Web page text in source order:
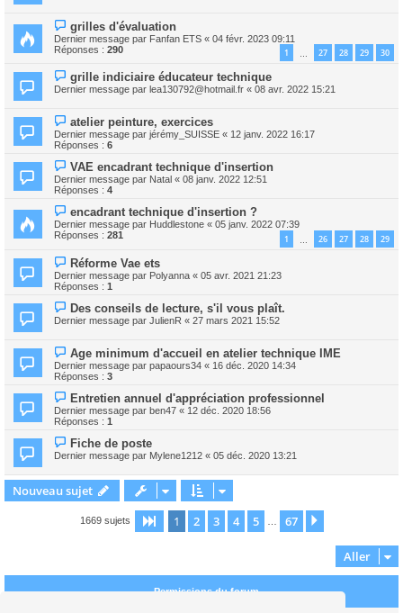
grilles d'évaluation
Dernier message par Fanfan ETS « 04 févr. 2023 09:11
Réponses : 290 1 27 28 29 30
grille indiciaire éducateur technique
Dernier message par lea130792@hotmail.fr « 08 avr. 2022 15:21
atelier peinture, exercices
Dernier message par jérémy_SUISSE « 12 janv. 2022 16:17
Réponses : 6
VAE encadrant technique d'insertion
Dernier message par Natal « 08 janv. 2022 12:51
Réponses : 4
encadrant technique d'insertion ?
Dernier message par Huddlestone « 05 janv. 2022 07:39
Réponses : 281 1 26 27 28 29
Réforme Vae ets
Dernier message par Polyanna « 05 avr. 2021 21:23
Réponses : 1
Des conseils de lecture, s'il vous plaît.
Dernier message par JulienR « 27 mars 2021 15:52
Age minimum d'accueil en atelier technique IME
Dernier message par papaours34 « 16 déc. 2020 14:34
Réponses : 3
Entretien annuel d'appréciation professionnel
Dernier message par ben47 « 12 déc. 2020 18:56
Réponses : 1
Fiche de poste
Dernier message par Mylene1212 « 05 déc. 2020 13:21
Nouveau sujet
1669 sujets Page 1sur67
1 2 3 4 5 67
Aller
Permissions du forum